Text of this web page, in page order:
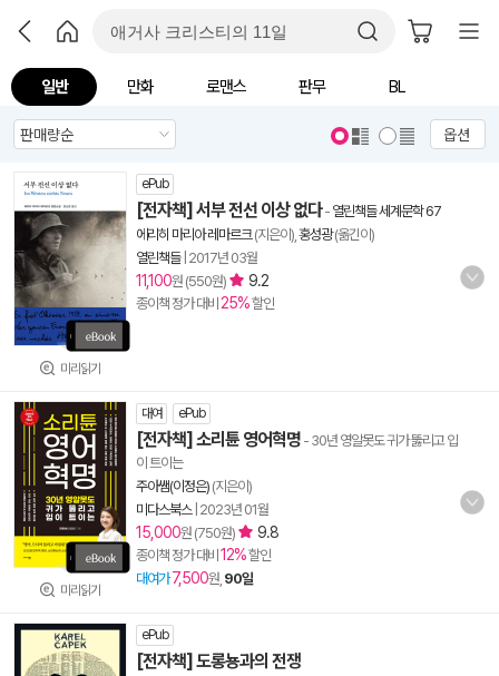
일반 만화 로맨스 판무 BL
옵션
미리읽기
ePub
[전자책] 서부 전선 이상 없다- 열린책들 세계문학 67
에리히 마리아 레마르크(지은이), 홍성광(옮긴이)
열린책들| 2017년 03월
11,100원 (550원) 9.2
종이책 정가 대비 25%할인
미리읽기
대여 ePub
[전자책] 소리튠 영어혁명 - 30년 영알못도 귀가 뚫리고 입
이 트이는
주아쌤(이정은) (지은이)
미다스북스| 2023년 01월
15,000원 (750원) 9.8
종이책 정가 대비 12%할인
대여가 7,500원, 90일
ePub
[전자책] 도롱뇽과의 전쟁